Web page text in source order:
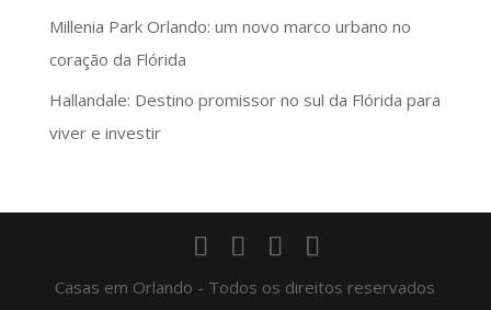
Millenia Park Orlando: um novo marco urbano no
coração da Flórida
Hallandale: Destino promissor no sul da Flórida para
viver e investir
Casas em Orlando - Todos os direitos reservados